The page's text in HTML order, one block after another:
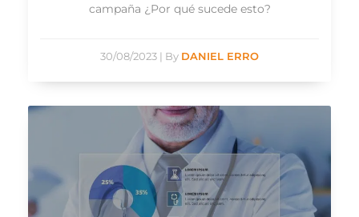
campaña ¿Por qué sucede esto?
30/08/2023 | By DANIEL ERRO